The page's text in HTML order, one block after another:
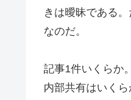
きは曖昧である
なのだ。
記事1件いくらか。
内部共有はいくら